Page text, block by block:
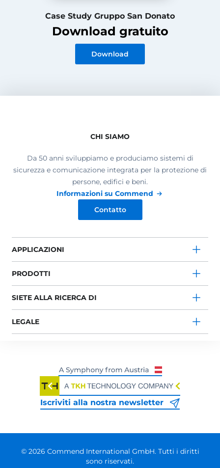
Case Study Gruppo San Donato
Download gratuito
Download
CHI SIAMO
Da 50 anni sviluppiamo e produciamo sistemi di
sicurezza e comunicazione integrata per la protezione di
persone, edifici e beni.
Informazioni su Commend
Contatto
APPLICAZIONI
PRODOTTI
SIETE ALLA RICERCA DI
LEGALE
Iscriviti alla nostra newsletter
© 2026 Commend International GmbH. Tutti i diritti
sono riservati.